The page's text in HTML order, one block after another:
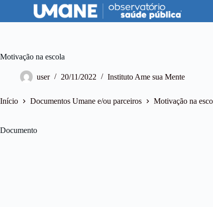
p
c
t
Motivação na escola
user 20/11/2022 Instituto Ame sua Mente
Início Documentos Umane e/ou parceiros Motivação na
Documento